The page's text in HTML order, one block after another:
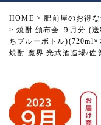
HOME 肥前屋のお得な
焼酎 頒布会 ９月分 (
ちブルーボトル
焼酎 魔界 光武酒造場/佐